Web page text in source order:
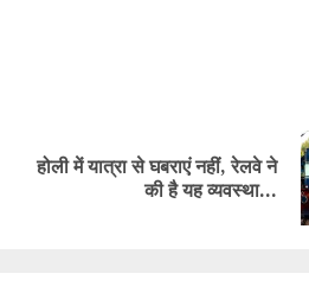
Previous
Next
होली में यात्रा से घबराएं नहीं, रेलवे ने
की है यह व्यवस्था…